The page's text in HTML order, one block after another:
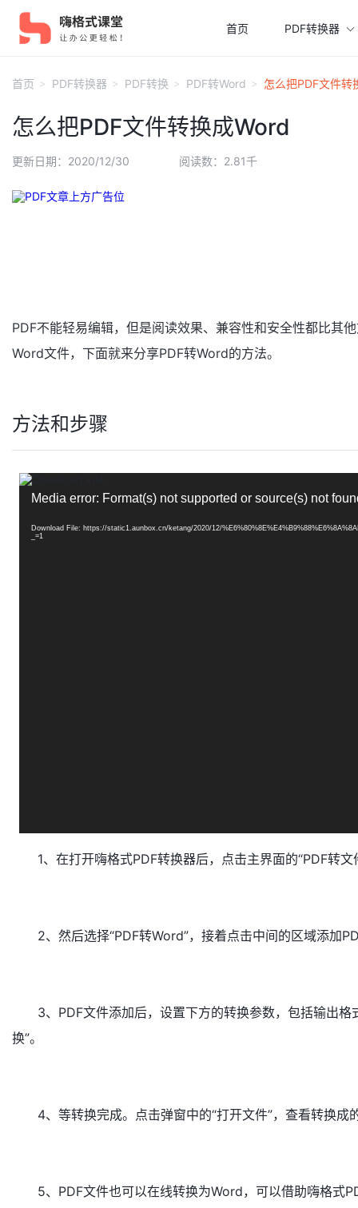
首页 PDF转换器
首页 PDF转换器 PDF转换 PDF转Word 怎么把PDF文件转
怎么把PDF文件转换成Word
更新日期：2020/12/30 阅读数：2.81千
PDF不能轻易编辑，但是阅读效果、兼容性和安全性都比其
Word文件，下面就来分享PDF转Word的方法。
方法和步骤
视
Media error: Format(s) not supported or source(s) not
Download File: https://static1.aunbox.cn/ketang/2020/12/
_=1
1、在打开嗨格式PDF转换器后，点击主界面的“PDF转文
2、然后选择“PDF转Word”，接着点击中间的区域添加
3、PDF文件添加后，设置下方的转换参数，包括输出
换”。
4、等转换完成。点击弹窗中的“打开文件”，查看转换成
5、PDF文件也可以在线转换为Word，可以借助嗨格式